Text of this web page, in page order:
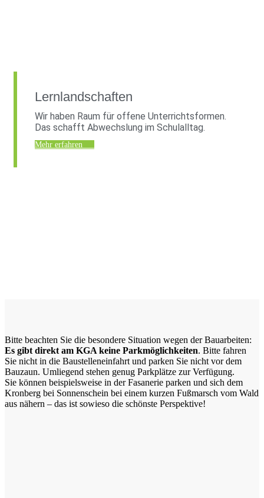
Lernlandschaften
Wir haben Raum für offene Unterrichtsformen.
Das schafft Abwechslung im Schulalltag.
Mehr erfahren
Bitte beachten Sie die besondere Situation wegen der Bauarbeiten:
Es gibt direkt am KGA keine Parkmöglichkeiten. Bitte fahren
Sie nicht in die Baustelleneinfahrt und parken Sie nicht vor dem
Bauzaun. Umliegend stehen genug Parkplätze zur Verfügung.
Sie können beispielsweise in der Fasanerie parken und sich dem
Kronberg bei Sonnenschein bei einem kurzen Fußmarsch vom Wald
aus nähern – das ist sowieso die schönste Perspektive!